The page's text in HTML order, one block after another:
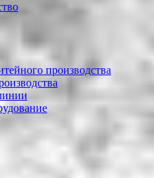
производства